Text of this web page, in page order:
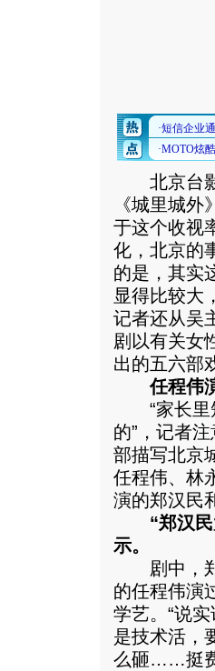
北京台影
《城里城
于这个收视
化，北京的
的是，其实
显得比较大
记者还从吴
剧以有关女
出的五六部
任程伟演
“家长里短
的”，记者
部描写北京
任程伟、林
演的郑汉民
“郑汉民
示。
剧中，郑
的任程伟演
学艺。“说
是技术活，
么砸……挺费